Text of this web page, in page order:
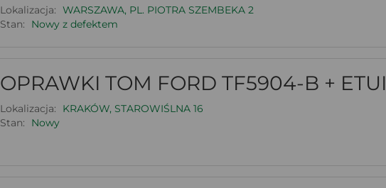
Lokalizacja: WARSZAWA, PL. PIOTRA SZEMBEKA 2
Stan:
Nowy z defektem
OPRAWKI TOM FORD TF5904-B + ETUI
Lokalizacja:
KRAKÓW, STAROWIŚLNA 16
Stan:
Nowy